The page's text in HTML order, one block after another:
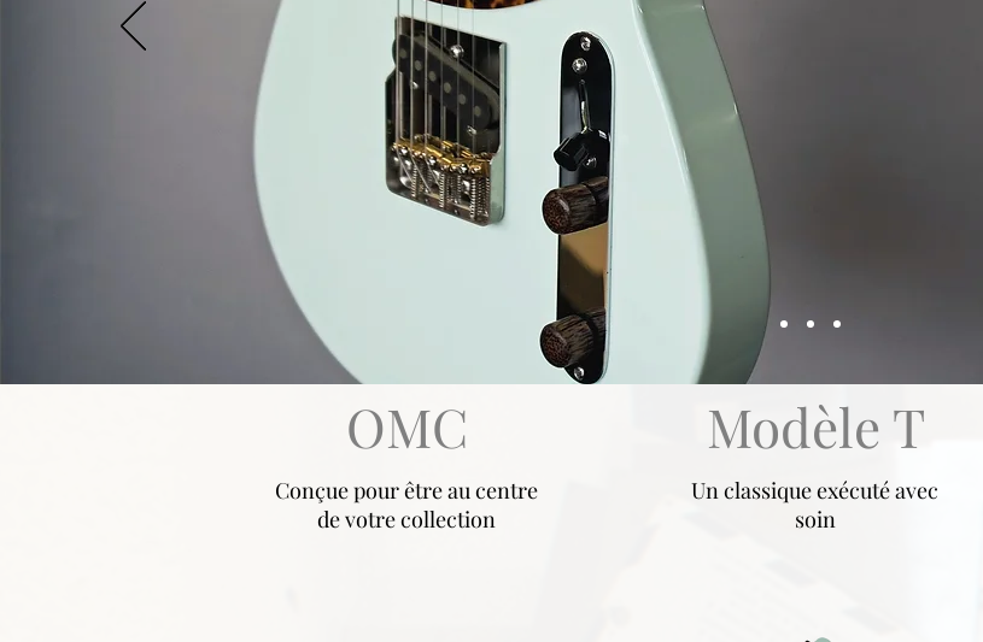
OMC Modèle T
Conçue pour être au centre
de votre collection
Un classique exécuté avec
soin